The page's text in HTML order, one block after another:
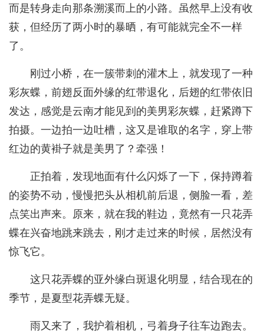
而是转身走向那条溯溪而上的小路。虽然早上没有收
获，但经历了两小时的暴晒，有可能就完全不一样
了。
刚过小桥，在一簇带刺的灌木上，就发现了一种
彩灰蝶，前翅反面外缘的红带退化，后翅的红带依旧
发达，感觉是云南才能见到的美男彩灰蝶，赶紧蹲下
拍摄。一边拍一边吐槽，这又是谁取的名字，穿上带
红边的黄褂子就是美男了？牵强！
正拍着，发现地面有什么闪烁了一下，保持蹲着
的姿势不动，慢慢把头从相机前后退，侧脸一看，差
点笑出声来。原来，就在我的鞋边，竟然有一只花弄
蝶在兴奋地跳来跳去，刚才走过来的时候，居然没有
惊飞它。
这只花弄蝶的亚外缘白斑退化明显，结合现在的
季节，是夏型花弄蝶无疑。
雨又来了，我护着相机，弓着身子往车边跑去。